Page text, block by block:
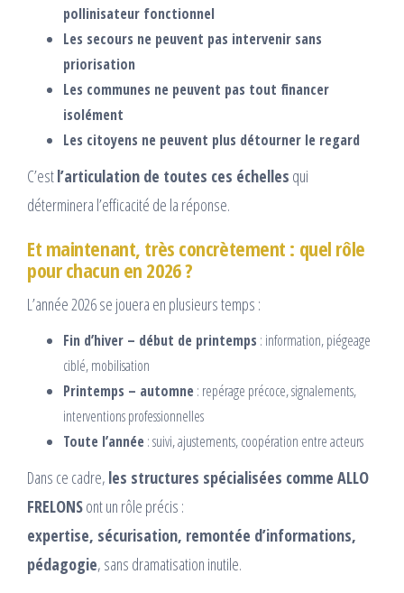
pollinisateur fonctionnel
Les secours ne peuvent pas intervenir sans
priorisation
Les communes ne peuvent pas tout financer
isolément
Les citoyens ne peuvent plus détourner le regard
C’estl’articulation de toutes ces échelles qui
déterminera l’efficacité de la réponse.
Et maintenant, très concrètement : quel rôle
pour chacun en 2026 ?
L’année 2026 se jouera en plusieurs temps :
Fin d’hiver – début de printemps : information, piégeage
ciblé, mobilisation
Printemps – automne : repérage précoce, signalements,
interventions professionnelles
Toute l’année : suivi, ajustements, coopération entre acteurs
Dans ce cadre, les structures spécialisées comme ALLO
FRELONSont un rôle précis :
expertise, sécurisation, remontée d’informations,
pédagogie, sans dramatisation inutile.